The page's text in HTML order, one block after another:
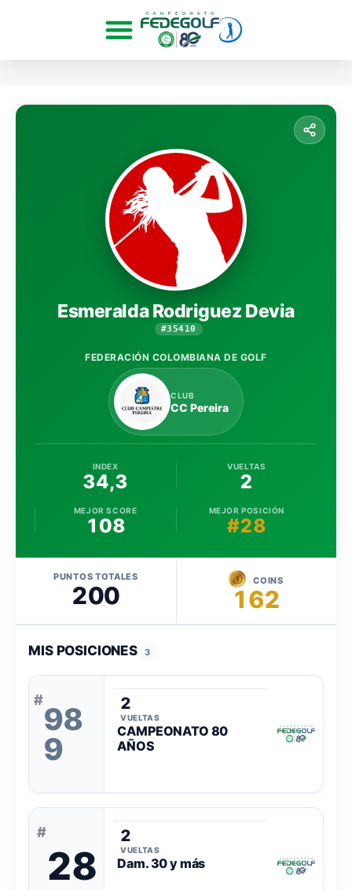
Esmeralda Rodriguez Devia
#35410
FEDERACIÓN COLOMBIANA DE GOLF
CLUB
CC Pereira
INDEX
34,3
VUELTAS
2
MEJOR SCORE
108
MEJOR POSICIÓN
#28
PUNTOS TOTALES
200
COINS
162
MIS POSICIONES 3
#
98
9
CAMPEONATO 80
AÑOS
2
VUELTAS
#
28 Dam. 30 y más
2
VUELTAS